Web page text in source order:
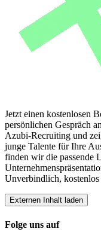
Jetzt einen kostenlosen
persönlichen Gespräch
Azubi-Recruiting und
junge Talente für Ihre
finden wir die passende
Unverbindlich,
Externen Inhalt laden
Folge uns auf